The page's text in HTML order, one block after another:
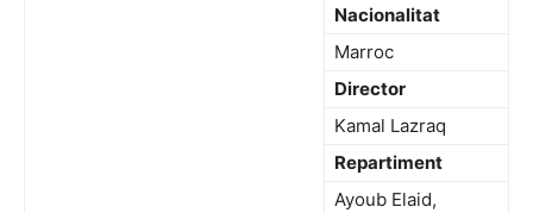
Nacionalitat
Marroc
Director
Kamal Lazraq
Repartiment
Ayoub Elaid,